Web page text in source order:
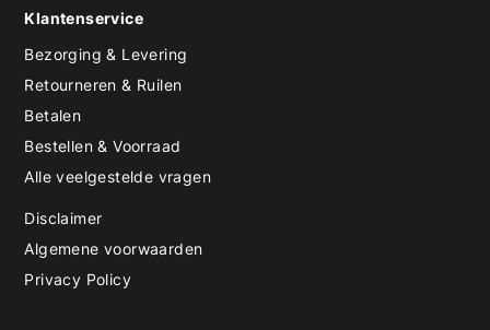
Klantenservice
Bezorging & Levering
Retourneren & Ruilen
Betalen
Bestellen & Voorraad
Alle veelgestelde vragen
Disclaimer
Algemene voorwaarden
Privacy Policy